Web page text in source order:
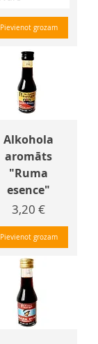
Pievienot grozam
Alkohola
aromāts
"Ruma
esence"
Cena
3,20 €
Pievienot grozam